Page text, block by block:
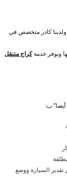
ولدينا كادر متخصص في
ونوفر خدمةكراج متنقل
أيضا” ب:
السيارة ووضع